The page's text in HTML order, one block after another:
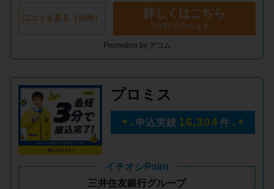
質屋でお金を借りるには？年利
やシステムをカードローンと比
未成年でもお金を借りられる？
学生がお金を借りる方法があ
る？
学生がお金を借りる方法は？親
へのバレにくさや将来への影響
口コミを見る（10件） 詳しくはこちら
3分程で読めます。
Promotion by アコム
プロミス
申込実績 16,304 件
イチオシPoint
三井住友銀行グループ